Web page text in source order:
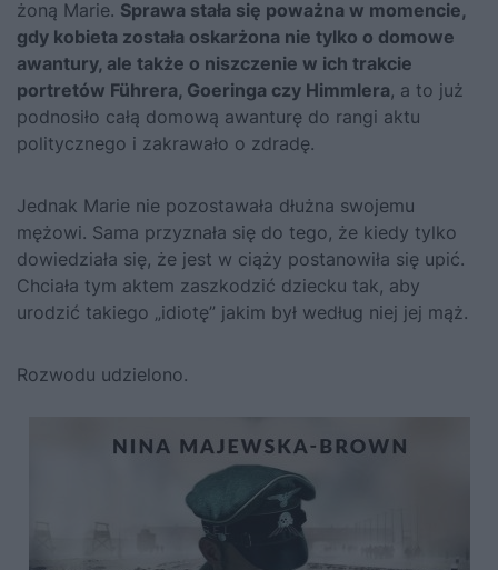
żoną Marie. Sprawa stała się poważna w momencie,
gdy kobieta została oskarżona nie tylko o domowe
awantury, ale także o niszczenie w ich trakcie
portretów Führera, Goeringa czy Himmlera, a to już
podnosiło całą domową awanturę do rangi aktu
politycznego i zakrawało o zdradę.
Jednak Marie nie pozostawała dłużna swojemu
mężowi. Sama przyznała się do tego, że kiedy tylko
dowiedziała się, że jest w ciąży postanowiła się upić.
Chciała tym aktem zaszkodzić dziecku tak, aby
urodzić takiego „idiotę” jakim był według niej jej mąż.
Rozwodu udzielono.